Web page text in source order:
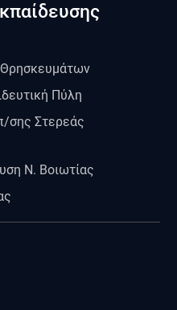
Θρησκευμάτων
Πύλη
σης Στερεάς
Ν. Βοιωτίας